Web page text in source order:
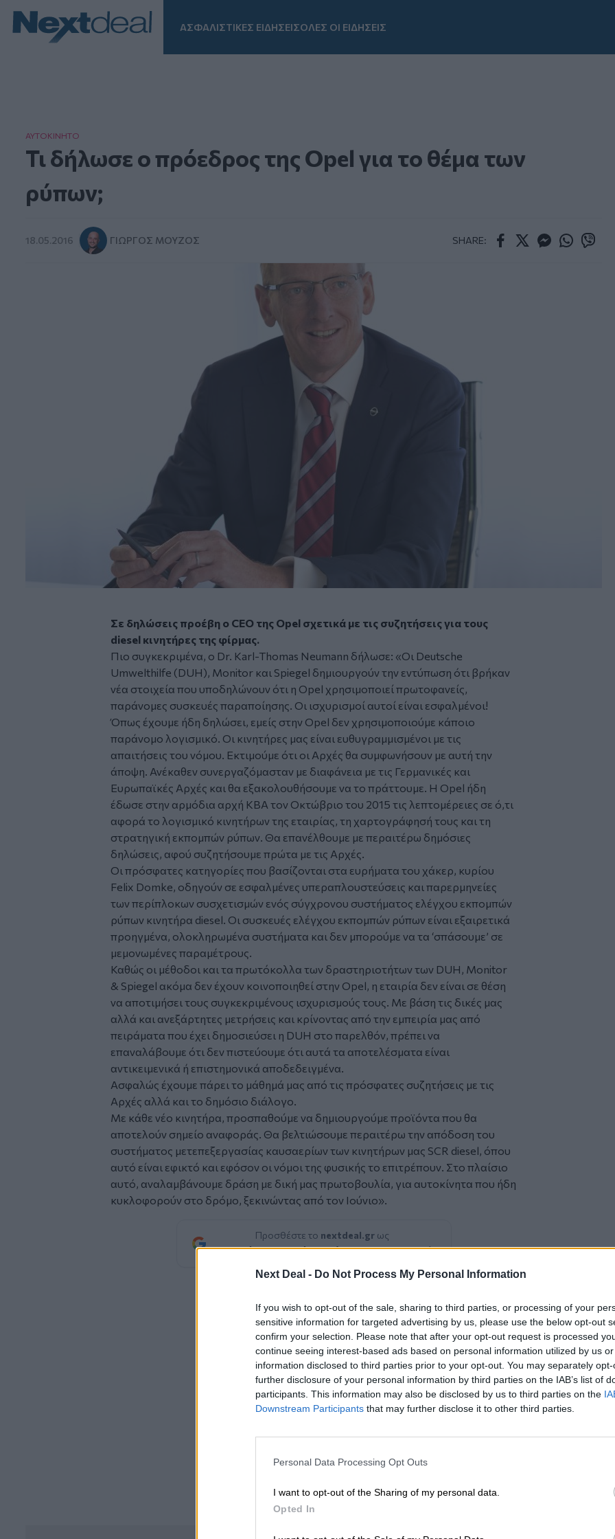
Next Deal - Do Not Process My Personal Information
If you wish to opt-out of the sale, sharing to third parties, or processing of your
sensitive information for targeted advertising by us, please use the below opt-out
confirm your selection. Please note that after your opt-out request is processed
continue seeing interest-based ads based on personal information utilized by us
information disclosed to third parties prior to your opt-out. You may separately
further disclosure of your personal information by third parties on the IAB’s list of
participants. This information may also be disclosed by us to third parties on the
Downstream Participants that may further disclose it to other third parties.
Personal Data Processing Opt Outs
I want to opt-out of the Sharing of my personal data.
Opted In
ΑΣΦΑΛΙΣΤΙΚΕΣ ΕΙΔΗΣΕΙΣΟΛΕΣ ΟΙ ΕΙΔΗΣΕΙΣ
ΑΥΤΟΚΙΝΗΤΟ
Τι δήλωσε ο πρόεδρος της Opel για το θέμα των
ρύπων;
18.05.2016 ΓΙΏΡΓΟΣ ΜΟΎΖΟΣ SHARE:
Σε δηλώσεις προέβη ο CEO της Opel σχετικά με τις συζητήσεις για τους
diesel κινητήρες της φίρμας.
Πιο συγκεκριμένα, ο Dr. Karl-Thomas Neumann δήλωσε: «Οι Deutsche
Umwelthilfe (DUH), Monitor και Spiegel δημιουργούν την εντύπωση ότι βρήκαν
νέα στοιχεία που υποδηλώνουν ότι η Opel χρησιμοποιεί πρωτοφανείς,
παράνομες συσκευές παραποίησης. Οι ισχυρισμοί αυτοί είναι εσφαλμένοι!
Όπως έχουμε ήδη δηλώσει, εμείς στην Opel δεν χρησιμοποιούμε κάποιο
παράνομο λογισμικό. Οι κινητήρες μας είναι ευθυγραμμισμένοι με τις
απαιτήσεις του νόμου. Εκτιμούμε ότι οι Aρχές θα συμφωνήσουν με αυτή την
άποψη. Ανέκαθεν συνεργαζόμασταν με διαφάνεια με τις Γερμανικές και
Ευρωπαϊκές Αρχές και θα εξακολουθήσουμε να το πράττουμε. Η Opel ήδη
έδωσε στην αρμόδια αρχή KBA τον Οκτώβριο του 2015 τις λεπτομέρειες σε ό,τι
αφορά το λογισμικό κινητήρων της εταιρίας, τη χαρτογράφησή τους και τη
στρατηγική εκπομπών ρύπων. Θα επανέλθουμε με περαιτέρω δημόσιες
δηλώσεις, αφού συζητήσουμε πρώτα με τις Αρχές.
Οι πρόσφατες κατηγορίες που βασίζονται στα ευρήματα του χάκερ, κυρίου
Felix Domke, οδηγούν σε εσφαλμένες υπεραπλουστεύσεις και παρερμηνείες
των περίπλοκων συσχετισμών ενός σύγχρονου συστήματος ελέγχου εκπομπών
ρύπων κινητήρα diesel. Οι συσκευές ελέγχου εκπομπών ρύπων είναι εξαιρετικά
προηγμένα, ολοκληρωμένα συστήματα και δεν μπορούμε να τα ‘σπάσουμε’ σε
μεμονωμένες παραμέτρους.
Καθώς οι μέθοδοι και τα πρωτόκολλα των δραστηριοτήτων των DUH, Monitor
& Spiegel ακόμα δεν έχουν κοινοποιηθεί στην Opel, η εταιρία δεν είναι σε θέση
να αποτιμήσει τους συγκεκριμένους ισχυρισμούς τους. Με βάση τις δικές μας
αλλά και ανεξάρτητες μετρήσεις και κρίνοντας από την εμπειρία μας από
πειράματα που έχει δημοσιεύσει η DUH στο παρελθόν, πρέπει να
επαναλάβουμε ότι δεν πιστεύουμε ότι αυτά τα αποτελέσματα είναι
αντικειμενικά ή επιστημονικά αποδεδειγμένα.
Ασφαλώς έχουμε πάρει το μάθημά μας από τις πρόσφατες συζητήσεις με τις
Αρχές αλλά και το δημόσιο διάλογο.
Με κάθε νέο κινητήρα, προσπαθούμε να δημιουργούμε προϊόντα που θα
αποτελούν σημείο αναφοράς. Θα βελτιώσουμε περαιτέρω την απόδοση του
συστήματος μετεπεξεργασίας καυσαερίων των κινητήρων μας SCR diesel, όπου
αυτό είναι εφικτό και εφόσον οι νόμοι της φυσικής το επιτρέπουν. Στο πλαίσιο
αυτό, αναλαμβάνουμε δράση με δική μας πρωτοβουλία, για αυτοκίνητα που ήδη
κυκλοφορούν στο δρόμο, ξεκινώντας από τον Ιούνιο».
Προσθέστε το nextdeal.grως
προτιμώμενη πηγή ενημέρωσης στο Google